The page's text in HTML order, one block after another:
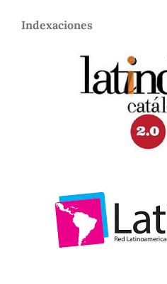
Indexaciones